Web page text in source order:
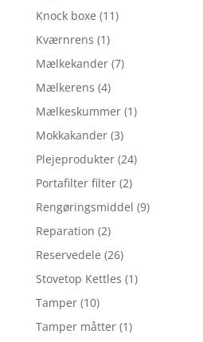
Knock boxe (11)
Kværnrens (1)
Mælkekander (7)
Mælkerens (4)
Mælkeskummer (1)
Mokkakander (3)
Plejeprodukter (24)
Portafilter filter (2)
Rengøringsmiddel (9)
Reparation (2)
Reservedele (26)
Stovetop Kettles (1)
Tamper (10)
Tamper måtter (1)